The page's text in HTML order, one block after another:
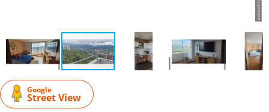
Google
Street View